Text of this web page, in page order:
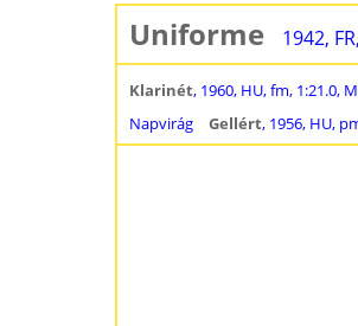
Uniforme 1942,
Klarinét, 1960, HU, fm, 1:21.0,
Napvirág
Gellért, 1956, HU,